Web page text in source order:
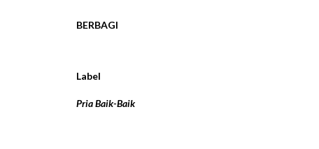
BERBAGI
Label
Pria Baik-Baik